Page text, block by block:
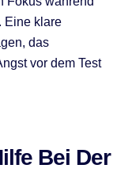
Eine klare
das
vor dem Test
Bei Der